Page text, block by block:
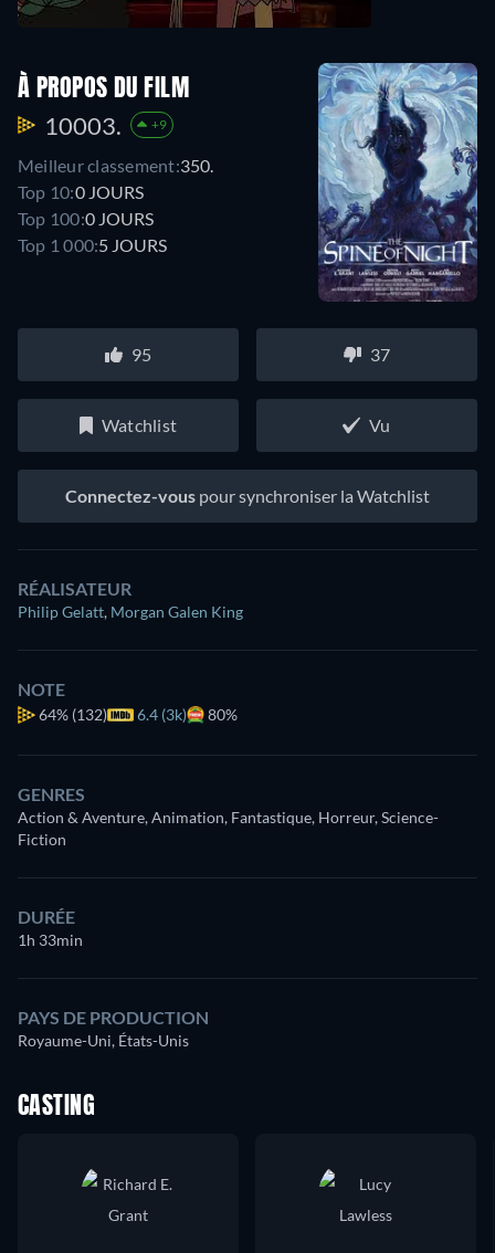
À PROPOS DU FILM
10003. +9
Meilleur classement:350.
Top 10:0 JOURS
Top 100:0 JOURS
Top 1 000:5 JOURS
95 37
Watchlist Vu
Connectez-vous pour synchroniser la Watchlist
RÉALISATEUR
Philip Gelatt, Morgan Galen King
NOTE
64% (132) 6.4 (3k) 80%
GENRES
Action & Aventure, Animation, Fantastique, Horreur, Science-
Fiction
DURÉE
1h 33min
PAYS DE PRODUCTION
Royaume-Uni, États-Unis
CASTING